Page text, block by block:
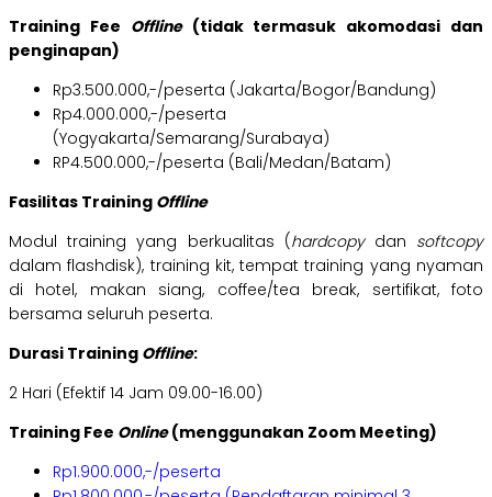
Training Fee Offline (tidak termasuk akomodasi dan
penginapan)
Rp3.500.000,-/peserta (Jakarta/Bogor/Bandung)
Rp4.000.000,-/peserta
(Yogyakarta/Semarang/Surabaya)
RP4.500.000,-/peserta (Bali/Medan/Batam)
Fasilitas Training Offline
Modul training yang berkualitas (hardcopy dan softcopy
dalam flashdisk), training kit, tempat training yang nyaman
di hotel, makan siang, coffee/tea break, sertifikat, foto
bersama seluruh peserta.
Durasi Training Offline:
2 Hari (Efektif 14 Jam 09.00-16.00)
Training Fee Online(menggunakan Zoom Meeting)
Rp1.900.000,-/peserta